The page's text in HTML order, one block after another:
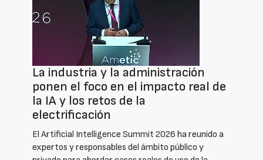
La industria y la administración
ponen el foco en el impacto real de
la IA y los retos de la
electrificación
El Artificial Intelligence Summit 2026 ha reunido a
expertos y responsables del ámbito público y